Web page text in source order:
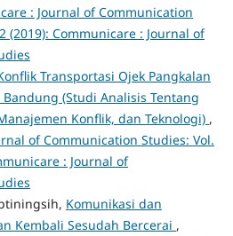
: Journal of Communication
(2019): Communicare : Journal of
Transportasi Ojek Pangkalan
(Studi Analisis Tentang
Konflik, dan Teknologi) ,
of Communication Studies: Vol.
: Journal of
Komunikasi dan
Kembali Sesudah Bercerai ,